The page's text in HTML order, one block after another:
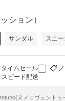
ション）
サンダル スニ
タイムセール
スピード配送
ヌメロヴェントゥ